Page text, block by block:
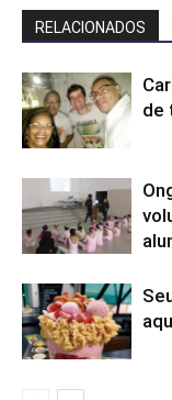
RELACIONADOS
de